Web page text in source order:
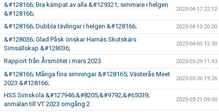
&#128166; Bra kämpat av alla &#129321; simmare i helgen
&#128166;
2023-04-17 22:12
&#128166; Dubbla tävlingar i helgen &#128166; 2023-04-10 20:00
&#128036; Glad Påsk önskar Harnäs Skutskärs
Simsällskap &#128036;
2023-04-05 15:30
Rapport från Årsmötet i mars 2023 2023-03-29 11:43
&#128166; Många fina simningar &#128165; Västerås Meet
2023 &#128166;
2023-03-26 19:26
HSS Simskola &#127946;&#8205;&#9792;&#65039;
anmälan till VT 2023 omgång 2
2023-03-21 09:00